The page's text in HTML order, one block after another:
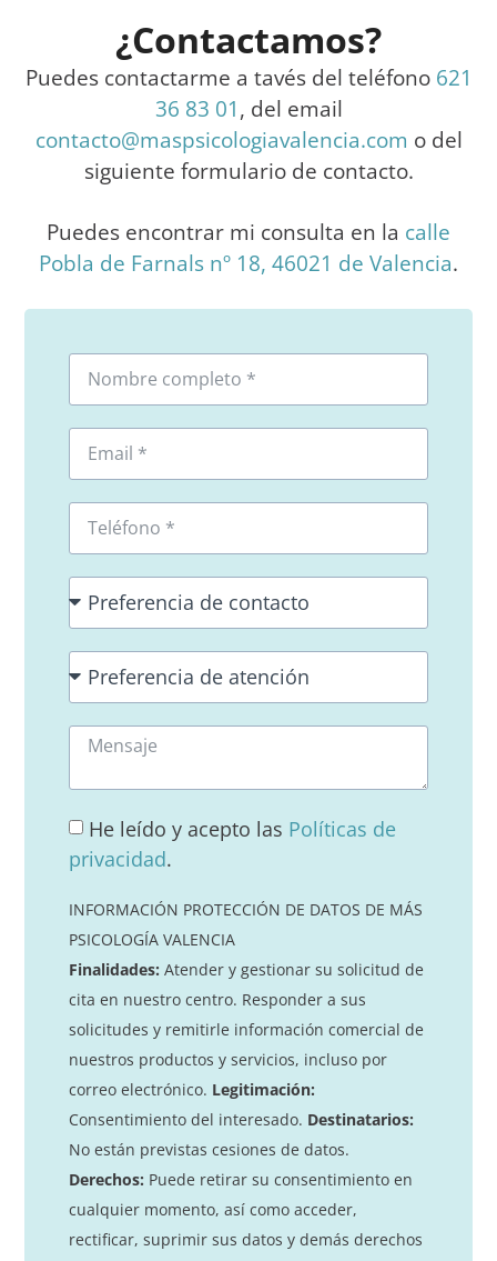
¿Contactamos?
Puedes contactarme a tavés del teléfono 621
36 83 01, del email
contacto@maspsicologiavalencia.com o del
siguiente formulario de contacto.
Puedes encontrar mi consulta en la calle
Pobla de Farnals nº 18, 46021 de Valencia.
He leído y acepto las Políticas de
privacidad.
INFORMACIÓN PROTECCIÓN DE DATOS DE MÁS
PSICOLOGÍA VALENCIA
Finalidades: Atender y gestionar su solicitud de
cita en nuestro centro. Responder a sus
solicitudes y remitirle información comercial de
nuestros productos y servicios, incluso por
correo electrónico. Legitimación:
Consentimiento del interesado. Destinatarios:
No están previstas cesiones de datos.
Derechos: Puede retirar su consentimiento en
cualquier momento, así como acceder,
rectificar, suprimir sus datos y demás derechos